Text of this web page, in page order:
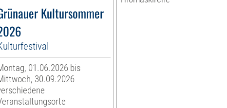
Kultursommer
01.06.2026 bis
30.09.2026